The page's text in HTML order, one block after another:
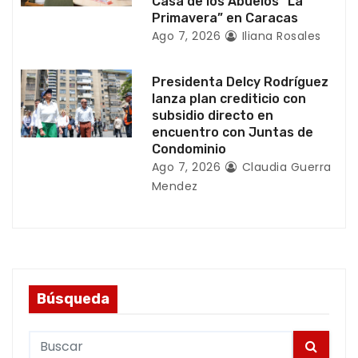
d
s
Primavera” en Caracas
Ago 7, 2026 Iliana Rosales
Presidenta Delcy Rodríguez
lanza plan crediticio con
subsidio directo en
encuentro con Juntas de
Condominio
Ago 7, 2026
Claudia Guerra
Mendez
Búsqueda